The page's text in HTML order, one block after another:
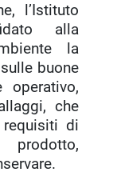
l’Istituto
alla
la
buone
che
di